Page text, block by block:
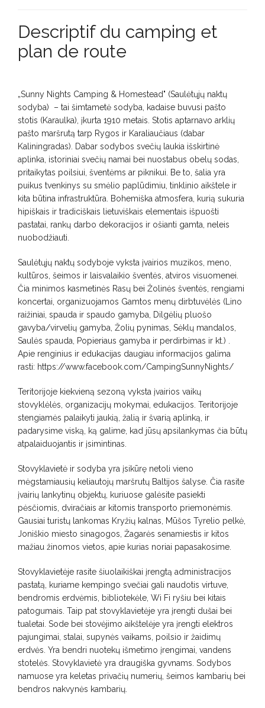
Descriptif du camping et
plan de route
„Sunny Nights Camping & Homestead" (Saulėtųjų naktų
sodyba) – tai šimtametė sodyba, kadaise buvusi pašto
stotis (Karaulka), įkurta 1910 metais. Stotis aptarnavo arklių
pašto maršrutą tarp Rygos ir Karaliaučiaus (dabar
Kaliningradas). Dabar sodybos svečių laukia išskirtinė
aplinka, istoriniai svečių namai bei nuostabus obelų sodas,
pritaikytas poilsiui, šventėms ar piknikui. Be to, šalia yra
puikus tvenkinys su smėlio paplūdimiu, tinklinio aikštele ir
kita būtina infrastruktūra. Bohemiška atmosfera, kurią sukuria
hipiškais ir tradiciškais lietuviškais elementais išpuošti
pastatai, rankų darbo dekoracijos ir ošianti gamta, neleis
nuobodžiauti.
Saulėtųjų naktų sodyboje vyksta įvairios muzikos, meno,
kultūros, šeimos ir laisvalaikio šventės, atviros visuomenei.
Čia minimos kasmetinės Rasų bei Žolinės šventės, rengiami
koncertai, organizuojamos Gamtos menų dirbtuvėlės (Lino
raižiniai, spauda ir spaudo gamyba, Dilgėlių pluošo
gavyba/virvelių gamyba, Žolių pynimas, Sėklų mandalos,
Saulės spauda, Popieriaus gamyba ir perdirbimas ir kt.) .
Apie renginius ir edukacijas daugiau informacijos galima
rasti: https://www.facebook.com/CampingSunnyNights/
Teritorijoje kiekvieną sezoną vyksta įvairios vaikų
stovyklėlės, organizacijų mokymai, edukacijos. Teritorijoje
stengiamės palaikyti jaukią, žalią ir švarią aplinką, ir
padarysime viską, ką galime, kad jūsų apsilankymas čia būtų
atpalaiduojantis ir įsimintinas.
Stovyklavietė ir sodyba yra įsikūrę netoli vieno
mėgstamiausių keliautojų maršrutų Baltijos šalyse. Čia rasite
įvairių lankytinų objektų, kuriuose galėsite pasiekti
pėsčiomis, dviračiais ar kitomis transporto priemonėmis.
Gausiai turistų lankomas Kryžių kalnas, Mūšos Tyrelio pelkė,
Joniškio miesto sinagogos, Žagarės senamiestis ir kitos
mažiau žinomos vietos, apie kurias noriai papasakosime.
Stovyklavietėje rasite šiuolaikiškai įrengtą administracijos
pastatą, kuriame kempingo svečiai gali naudotis virtuve,
bendromis erdvėmis, bibliotekėle, Wi Fi ryšiu bei kitais
patogumais. Taip pat stovyklavietėje yra įrengti dušai bei
tualetai. Sode bei stovėjimo aikštelėje yra įrengti elektros
pajungimai, stalai, supynės vaikams, poilsio ir žaidimų
erdvės. Yra bendri nuotekų išmetimo įrengimai, vandens
stotelės. Stovyklavietė yra draugiška gyvnams. Sodybos
namuose yra keletas privačių numerių, šeimos kambarių bei
bendros nakvynės kambarių.